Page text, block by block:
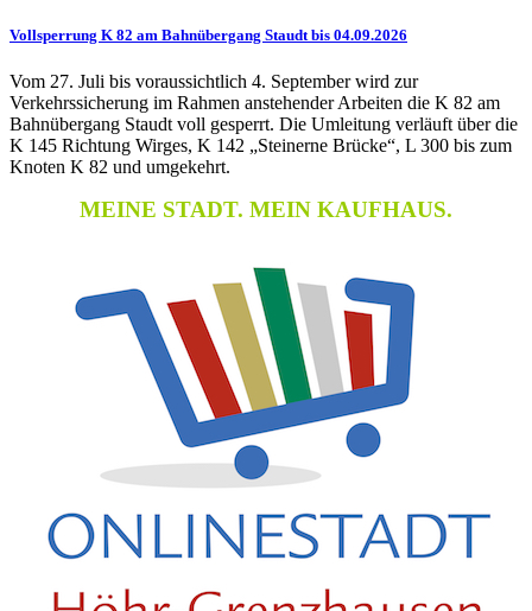
Vollsperrung K 82 am Bahnübergang Staudt bis 04.09.2026
Vom 27. Juli bis voraussichtlich 4. September wird zur
Verkehrssicherung im Rahmen anstehender Arbeiten die K 82 am
Bahnübergang Staudt voll gesperrt. Die Umleitung verläuft über die
K 145 Richtung Wirges, K 142 „Steinerne Brücke“, L 300 bis zum
Knoten K 82 und umgekehrt.
MEINE STADT. MEIN KAUFHAUS.